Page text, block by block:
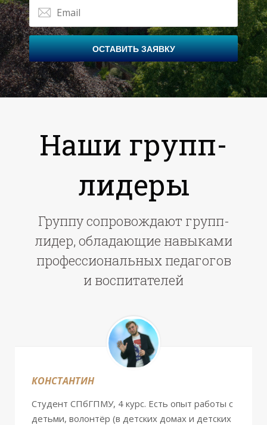
ОСТАВИТЬ ЗАЯВКУ
Наши групп-
лидеры
Группу сопровождают групп-
лидер, обладающие навыками
профессиональных педагогов
и воспитателей
КОНСТАНТИН
Студент СПбГПМУ, 4 курс. Есть опыт работы с
детьми, волонтёр (в детских домах и детских